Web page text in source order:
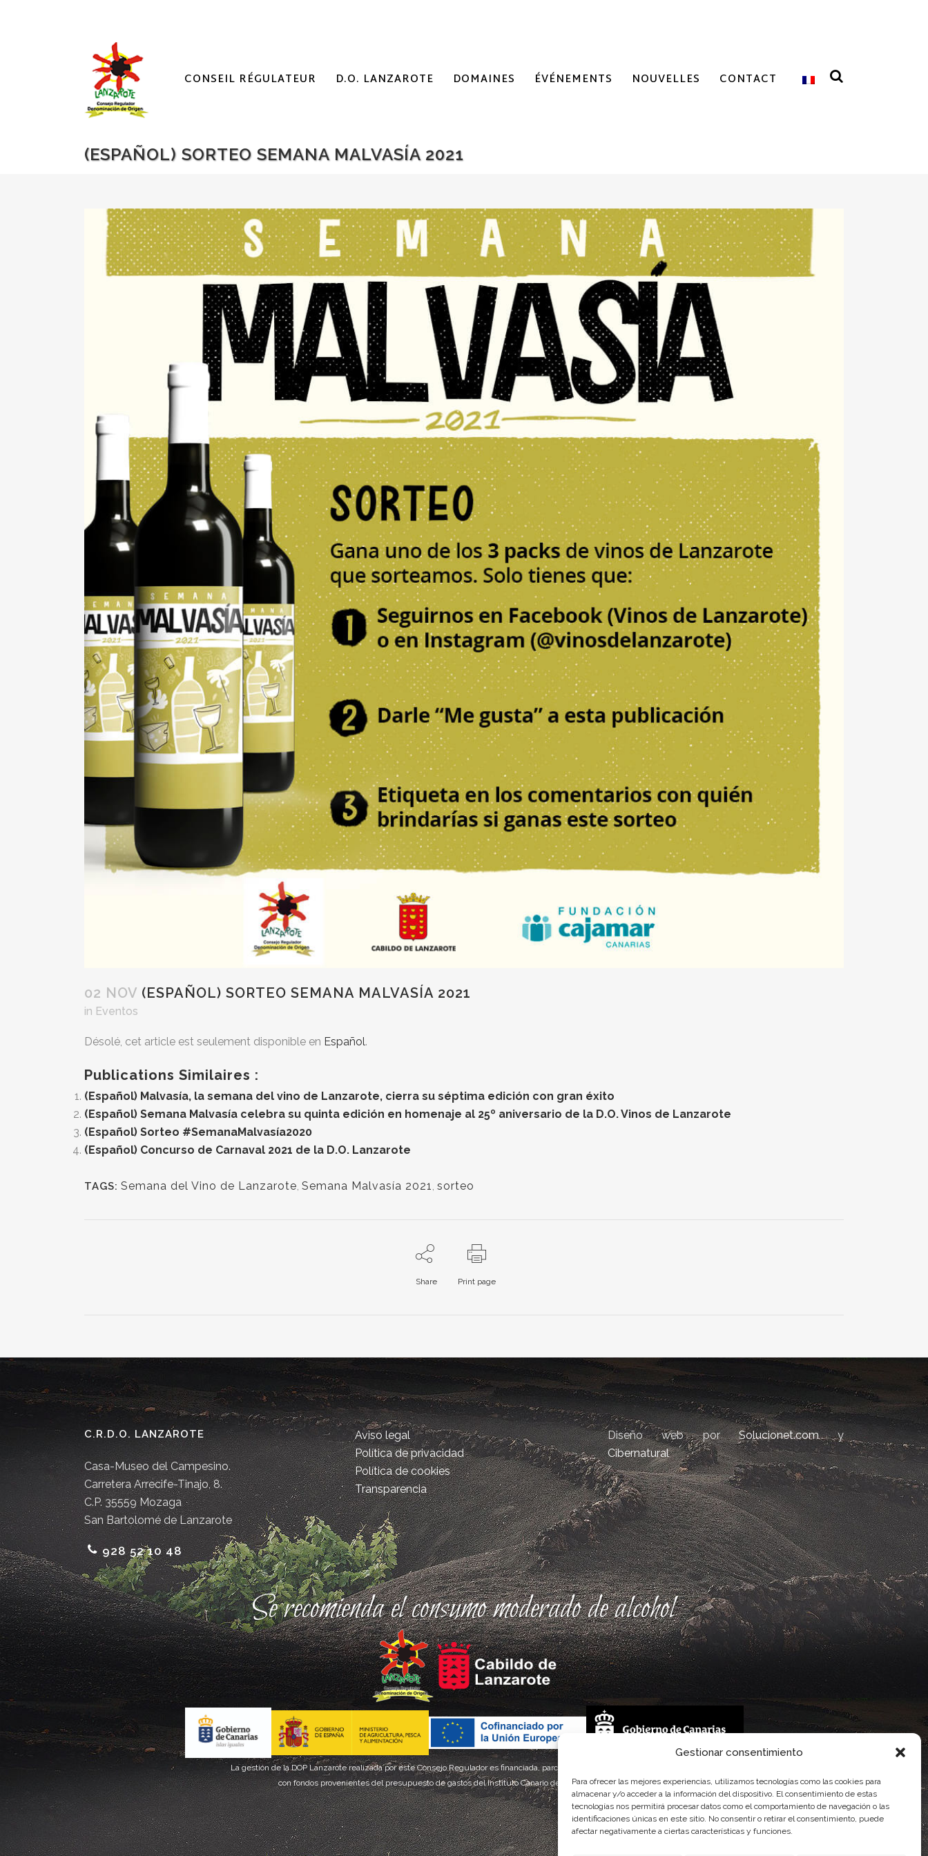
Gestionar consentimiento
Para ofrecer las mejores experiencias, utilizamos tecnologías como las cookies para
almacenar y/o acceder a la información del dispositivo. El consentimiento de estas
tecnologías nos permitirá procesar datos como el comportamiento de navegación o las
identificaciones únicas en este sitio. No consentir o retirar el consentimiento, puede
afectar negativamente a ciertas características y funciones.
CONSEIL RÉGULATEUR D.O. LANZAROTE DOMAINES ÉVÉNEMENTS NOUVELLES CONTACT
(ESPAÑOL) SORTEO SEMANA MALVASÍA 2021
02 NOV (ESPAÑOL) SORTEO SEMANA MALVASÍA 2021
in Eventos
Désolé, cet article est seulement disponible en Español.
Publications Similaires :
(Español) Malvasía, la semana del vino de Lanzarote, cierra su séptima edición con gran éxito
(Español) Semana Malvasía celebra su quinta edición en homenaje al 25º aniversario de la D.O. Vinos de Lanzarote
(Español) Sorteo #SemanaMalvasía2020
(Español) Concurso de Carnaval 2021 de la D.O. Lanzarote
TAGS: Semana del Vino de Lanzarote, Semana Malvasía 2021, sorteo
Share Print page
C.R.D.O. LANZAROTE
Casa-Museo del Campesino.
Carretera Arrecife-Tinajo, 8.
C.P. 35559 Mozaga
San Bartolomé de Lanzarote
928 52 10 48
Aviso legal
Política de privacidad
Política de cookies
Transparencia
Diseño web porSolucionet.comy
Cibernatural
Se recomienda el consumo moderado de alcohol
La gestión de la DOP Lanzarote realizada por este Consejo Regulador es financiada, parcialmente, por el Gobierno de Canarias
con fondos provenientes del presupuesto de gastos del Instituto Canario de Calidad Agroalimentaria